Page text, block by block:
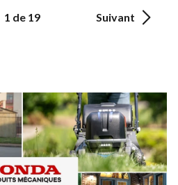
1 de 19 Suivant